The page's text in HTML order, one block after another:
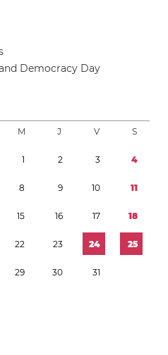
Democracy Day
M J V S
1 2 3 4
8 9 10 11
15 16 17 18
22 23 24 25
29 30 31